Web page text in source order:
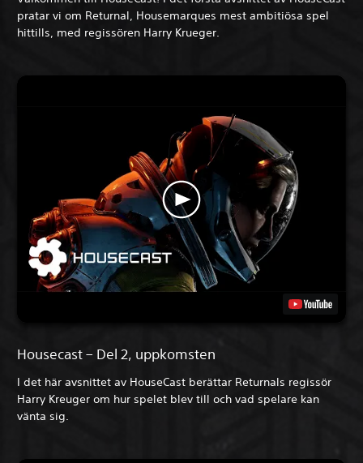
pratar vi om Returnal, Housemarques mest ambitiösa spel
hittills, med regissören Harry Krueger.
Housecast – Del 2, uppkomsten
I det här avsnittet av HouseCast berättar Returnals regissör
Harry Kreuger om hur spelet blev till och vad spelare kan
vänta sig.